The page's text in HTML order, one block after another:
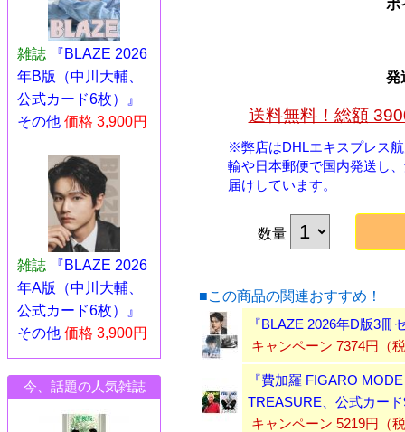
雑誌
『BLAZE 2026
年B版（中川大輔、
公式カード6枚）』
その他 価格 3,900円
雑誌
『BLAZE 2026
年A版（中川大輔、
公式カード6枚）』
その他 価格 3,900円
今、話題の人気雑誌
ポ
発
送料無料！総額
※弊店はDHLエキスプレス
輸や日本郵便で国内発送し
届けしています。
数量
■この商品の関連おすすめ！
『BLAZE 2026年D版3
キャンペーン 7374円（
『費加羅 FIGARO
TREASURE、公式カー
キャンペーン 5219円（